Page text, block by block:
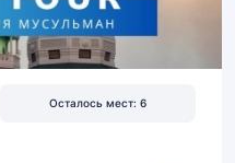
Осталось мест: 6